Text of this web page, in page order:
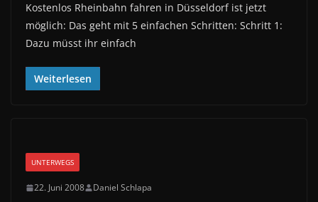
Kostenlos Rheinbahn fahren in Düsseldorf ist jetzt
möglich: Das geht mit 5 einfachen Schritten: Schritt 1:
Dazu müsst ihr einfach
Weiterlesen
UNTERWEGS
22. Juni 2008 Daniel Schlapa